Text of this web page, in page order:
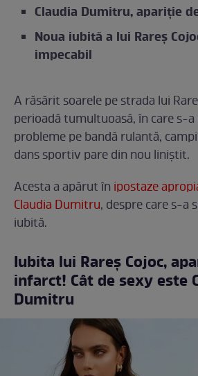
Claudia Dumitru, apariție
Noua iubită a lui Rareș
impecabil
A răsărit soarele pe strada lui
perioadă tumultuoasă, în care s-
probleme pe bandă rulantă,
dans sportiv pare din nou liniștit.
Acesta a apărut în ipostaze
Claudia Dumitru, despre care s-a
iubită.
Iubita lui Rareș Cojoc,
infarct! Cât de sexy este
Dumitru